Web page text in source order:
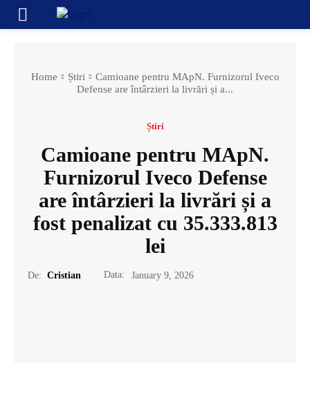
Home Știri
Camioane pentru MApN. Furnizorul Iveco
Defense are întârzieri la livrări și a...
Știri
Camioane pentru MApN.
Furnizorul Iveco Defense
are întârzieri la livrări și a
fost penalizat cu 35.333.813
lei
De: Cristian Data: January 9, 2026